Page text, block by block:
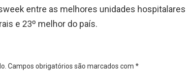
entre as melhores unidades hospitalares
e 23º melhor do país.
Campos obrigatórios são marcados com *